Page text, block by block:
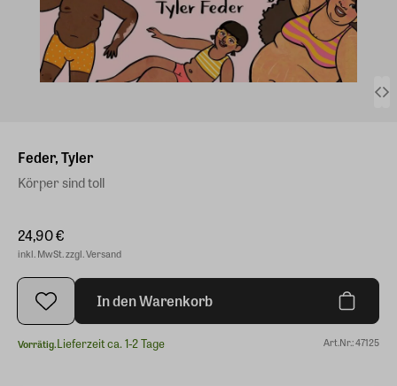
Feder, Tyler
Körper sind toll
24,90 €
inkl. MwSt. zzgl. Versand
In den Warenkorb
Vorrätig.Lieferzeit ca. 1-2 Tage Art.Nr.: 47125